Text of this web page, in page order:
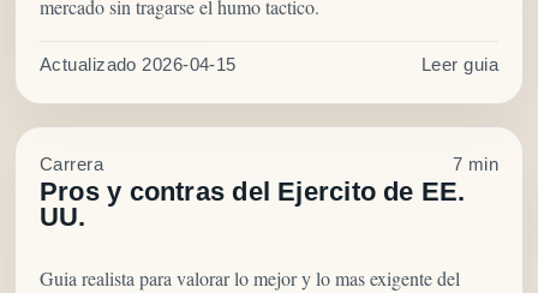
mercado sin tragarse el humo tactico.
Actualizado 2026-04-15 Leer guia
Carrera 7 min
Pros y contras del Ejercito de EE.
UU.
Guia realista para valorar lo mejor y lo mas exigente del